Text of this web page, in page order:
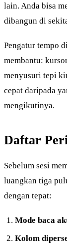
lain. Anda bisa
dibangun di
Pengatur tempo
membantu:
menyusuri tepi
cepat daripada
mengikutinya.
Daftar
Sebelum sesi
luangkan tiga
dengan tepat:
Mode baca
Kolom